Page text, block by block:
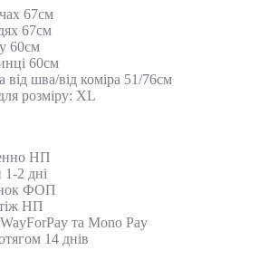
67см
67см
60см
60см
від шва/від коміра 51/76см
розміру: XL
НП
1-2 дні
ФОП
НП
та Mono Pay
14 днів